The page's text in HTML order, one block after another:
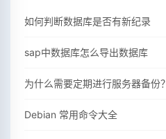
如何判断数据库是否有新纪录
sap中数据库怎么导出数据库
为什么需要定期进行服务器备份？
Debian 常用命令大全